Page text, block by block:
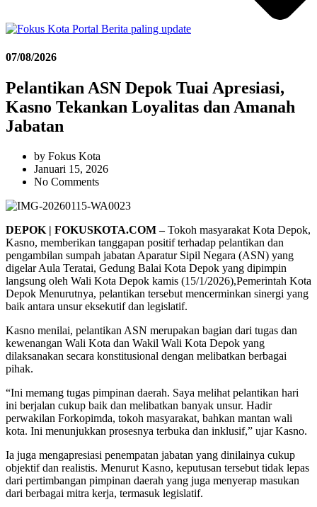
07/08/2026
Pelantikan ASN Depok Tuai Apresiasi,
Kasno Tekankan Loyalitas dan Amanah
Jabatan
by Fokus Kota
Januari 15, 2026
No Comments
DEPOK | FOKUSKOTA.COM –Tokoh masyarakat Kota Depok,
Kasno, memberikan tanggapan positif terhadap pelantikan dan
pengambilan sumpah jabatan Aparatur Sipil Negara (ASN) yang
digelar Aula Teratai, Gedung Balai Kota Depok yang dipimpin
langsung oleh Wali Kota Depok kamis (15/1/2026),Pemerintah Kota
Depok Menurutnya, pelantikan tersebut mencerminkan sinergi yang
baik antara unsur eksekutif dan legislatif.
Kasno menilai, pelantikan ASN merupakan bagian dari tugas dan
kewenangan Wali Kota dan Wakil Wali Kota Depok yang
dilaksanakan secara konstitusional dengan melibatkan berbagai
pihak.
“Ini memang tugas pimpinan daerah. Saya melihat pelantikan hari
ini berjalan cukup baik dan melibatkan banyak unsur. Hadir
perwakilan Forkopimda, tokoh masyarakat, bahkan mantan wali
kota. Ini menunjukkan prosesnya terbuka dan inklusif,” ujar Kasno.
Ia juga mengapresiasi penempatan jabatan yang dinilainya cukup
objektif dan realistis. Menurut Kasno, keputusan tersebut tidak lepas
dari pertimbangan pimpinan daerah yang juga menyerap masukan
dari berbagai mitra kerja, termasuk legislatif.